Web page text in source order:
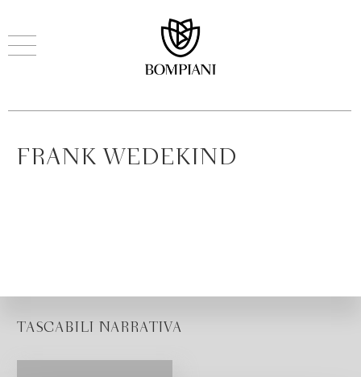
FRANK WEDEKIND
TASCABILI NARRATIVA